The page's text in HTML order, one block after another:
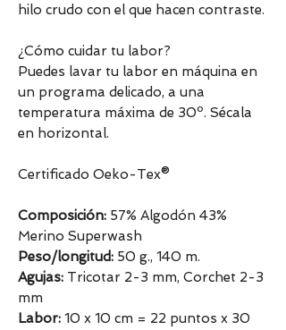
hilo crudo con el que hacen contraste.
¿Cómo cuidar tu labor?
Puedes lavar tu labor en máquina en
un programa delicado, a una
temperatura máxima de 30º. Sécala
en horizontal.
Certificado Oeko-Tex®
Composición: 57% Algodón 43%
Merino Superwash
Peso/longitud: 50 g., 140 m.
Agujas: Tricotar 2-3 mm, Corchet 2-3
mm
Labor: 10 x 10 cm = 22 puntos x 30